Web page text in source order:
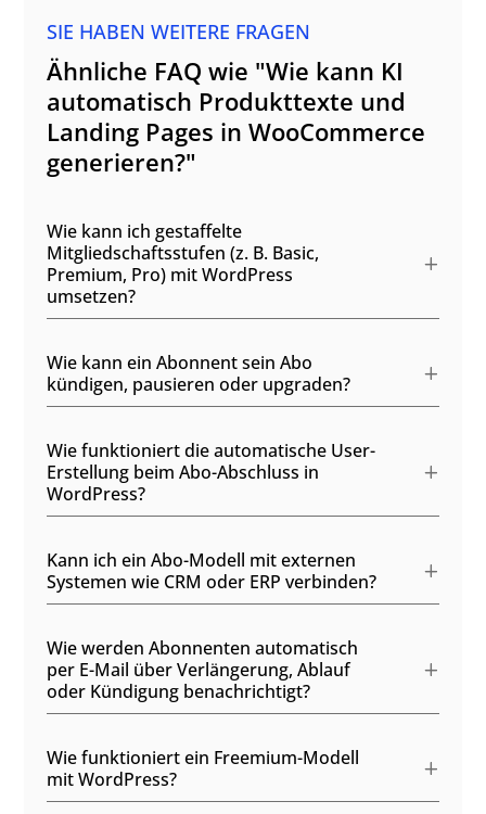
SIE HABEN WEITERE FRAGEN
Ähnliche FAQ wie "Wie kann KI
automatisch Produkttexte und
Landing Pages in WooCommerce
generieren?"
Wie kann ich gestaffelte
Mitgliedschaftsstufen (z. B. Basic,
Premium, Pro) mit WordPress
umsetzen?
Wie kann ein Abonnent sein Abo
kündigen, pausieren oder upgraden?
Wie funktioniert die automatische User-
Erstellung beim Abo-Abschluss in
WordPress?
Kann ich ein Abo-Modell mit externen
Systemen wie CRM oder ERP verbinden?
Wie werden Abonnenten automatisch
per E-Mail über Verlängerung, Ablauf
oder Kündigung benachrichtigt?
Wie funktioniert ein Freemium-Modell
mit WordPress?